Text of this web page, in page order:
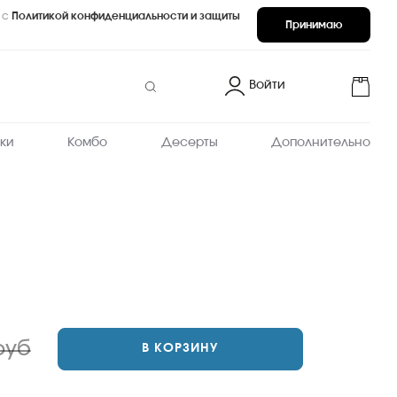
Принимаю
с Политикой конфиденциальности и защиты
Войти
Комбо Десерты Дополнительно
В КОРЗИНУ